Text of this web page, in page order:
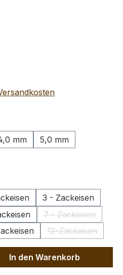
mm
5,0 mm
3 - Zackeisen
7 - Zackeisen
(Diese Option
nicht verfügbar.)
12-Zackeisen
(Diese Option
den
In den Warenkorb